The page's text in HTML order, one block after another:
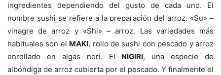
ingredientes dependiendo del gusto de cada uno. El
nombre sushi se refiere a la preparación del arroz. «Su» –
vinagre de arroz y «Shi» – arroz. Las variedades más
habituales son el MAKI, rollo de sushi con pescado y arroz
enrollado en algas nori. El NIGIRI, una especie de
albóndiga de arroz cubierta por el pescado. Y finalmente el